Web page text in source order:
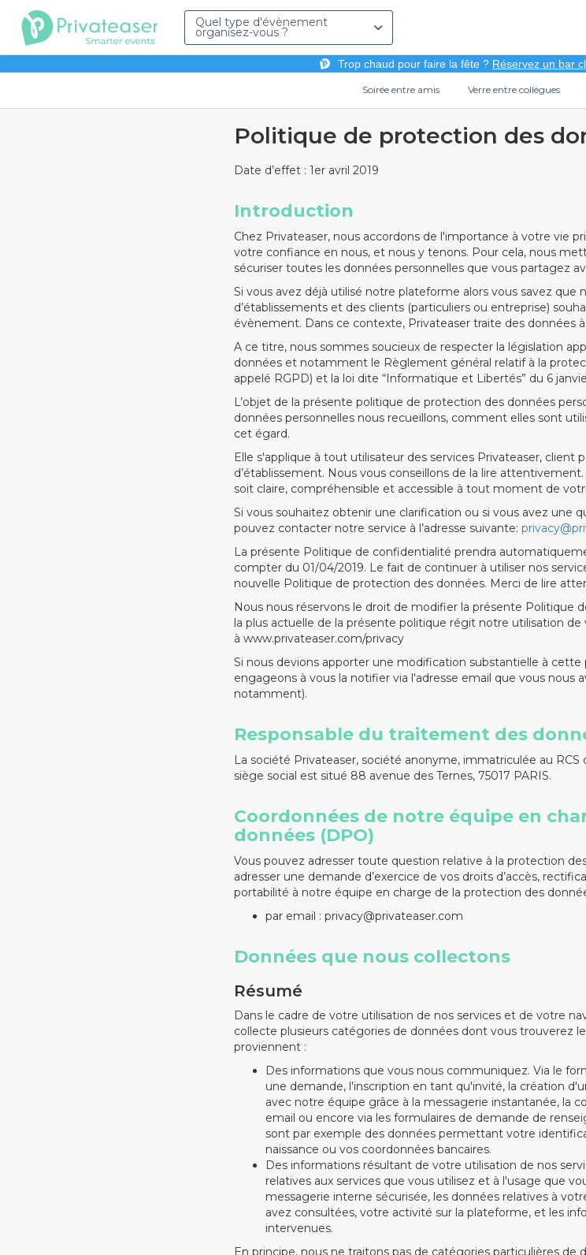
Quel type d'évènement
organisez-vous ?
Trop chaud pour faire la fête ? Réservez un bar
Soirée entre amis Verre entre collègues
Politique de protection des
Date d’effet : 1er avril 2019
Introduction
Chez Privateaser, nous accordons de l'importance à votre vie
votre confiance en nous, et nous y tenons. Pour cela, nous
sécuriser toutes les données personnelles que vous partagez
Si vous avez déjà utilisé notre plateforme alors vous savez
d’établissements et des clients (particuliers ou entreprise)
évènement. Dans ce contexte, Privateaser traite des données
A ce titre, nous sommes soucieux de respecter la législation
données et notamment le Règlement général relatif à la
appelé RGPD) et la loi dite “Informatique et Libertés” du 6
L’objet de la présente politique de protection des données
données personnelles nous recueillons, comment elles sont
cet égard.
Elle s'applique à tout utilisateur des services Privateaser, client
d’établissement. Nous vous conseillons de la lire
soit claire, compréhensible et accessible à tout moment de
Si vous souhaitez obtenir une clarification ou si vous avez une
pouvez contacter notre service à l’adresse suivante:
La présente Politique de confidentialité prendra
compter du 01/04/2019. Le fait de continuer à utiliser nos
nouvelle Politique de protection des données. Merci de lire
Nous nous réservons le droit de modifier la présente Politique
la plus actuelle de la présente politique régit notre utilisation
à www.privateaser.com/privacy
Si nous devions apporter une modification substantielle à
engageons à vous la notifier via l'adresse email que vous nous
notamment).
Responsable du traitement des
La société Privateaser, société anonyme, immatriculée au RCS
siège social est situé 88 avenue des Ternes, 75017 PARIS.
Coordonnées de notre équipe en
données (DPO)
Vous pouvez adresser toute question relative à la protection
adresser une demande d’exercice de vos droits d’accès,
portabilité à notre équipe en charge de la protection des
par email : privacy@privateaser.com
Données que nous collectons
Résumé
Dans le cadre de votre utilisation de nos services et de votre
collecte plusieurs catégories de données dont vous trouverez
proviennent :
Des informations que vous nous communiquez. Via le
une demande, l'inscription en tant qu'invité, la création
avec notre équipe grâce à la messagerie instantanée, la
email ou encore via les formulaires de demande de
sont par exemple des données permettant votre
naissance ou vos coordonnées bancaires.
Des informations résultant de votre utilisation de nos
relatives aux services que vous utilisez et à l'usage que
messagerie interne sécurisée, les données relatives à
avez consultées, votre activité sur la plateforme, et les
intervenues.
En principe, nous ne traitons pas de catégories particulières de